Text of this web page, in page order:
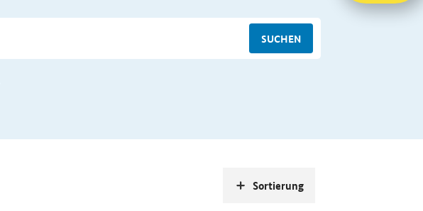
SUCHEN
Sortierung